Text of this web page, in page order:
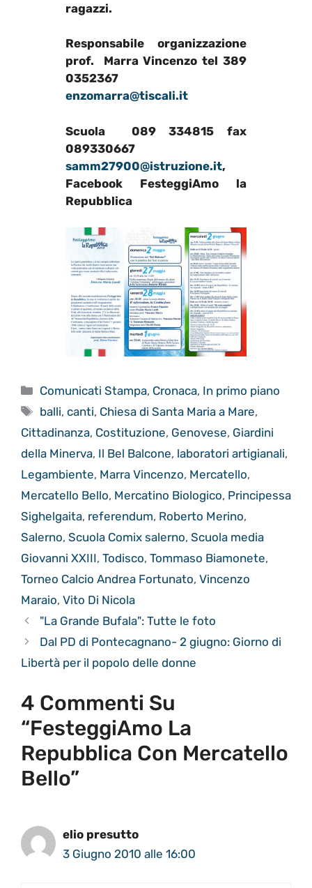
ragazzi.
Responsabile organizzazione
prof. Marra Vincenzo tel 389
0352367
enzomarra@tiscali.it
Scuola 089 334815 fax
089330667
samm27900@istruzione.it,
Facebook FesteggiAmo la
Repubblica
Categorie
Comunicati Stampa, Cronaca, In primo piano
Tag
balli,canti, Chiesa di Santa Maria a Mare,
Cittadinanza, Costituzione, Genovese, Giardini
della Minerva, Il Bel Balcone, laboratori artigianali,
Legambiente, Marra Vincenzo, Mercatello,
Mercatello Bello, Mercatino Biologico, Principessa
Sighelgaita, referendum, Roberto Merino,
Salerno, Scuola Comix salerno, Scuola media
Giovanni XXIII, Todisco, Tommaso Biamonete,
Torneo Calcio Andrea Fortunato, Vincenzo
Maraio, Vito Di Nicola
"La Grande Bufala": Tutte le foto
Dal PD di Pontecagnano- 2 giugno: Giorno di
Libertà per il popolo delle donne
4 Commenti Su
“FesteggiAmo La
Repubblica Con Mercatello
Bello”
elio presutto
3 Giugno 2010 alle 16:00